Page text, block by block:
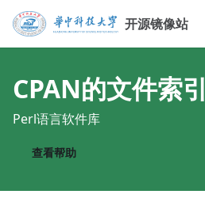
开源镜像站
CPAN的文件索引
Perl语言软件库
查看帮助